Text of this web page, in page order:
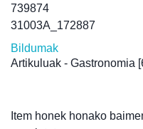
739874
31003A_172887
Bildumak
Artikuluak - Gastronomia
Item honek honako